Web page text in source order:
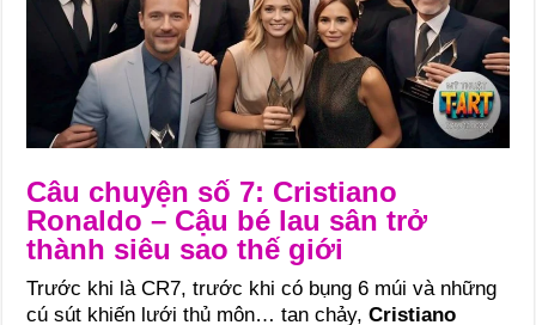
Câu chuyện số 7: Cristiano
Ronaldo – Cậu bé lau sân trở
thành siêu sao thế giới
Trước khi là CR7, trước khi có bụng 6 múi và những
cú sút khiến lưới thủ môn… tan chảy,Cristiano